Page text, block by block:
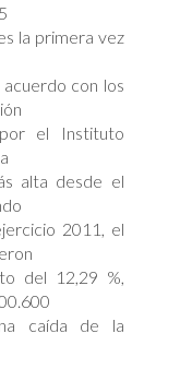
la primera vez
con los
el Instituto
alta desde el
2011, el
del 12,29 %,
caída de la